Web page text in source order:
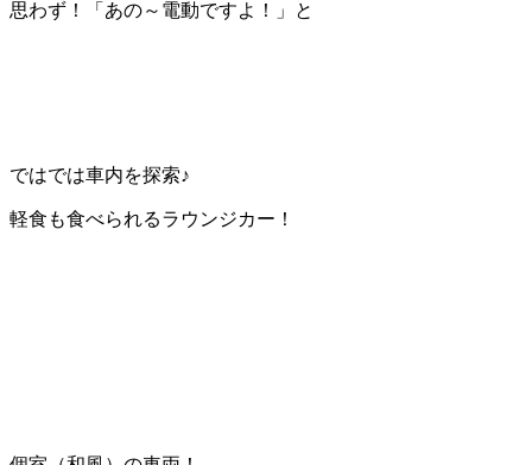
思わず！「あの～電動ですよ！」と
ではでは車内を探索♪
軽食も食べられるラウンジカー！